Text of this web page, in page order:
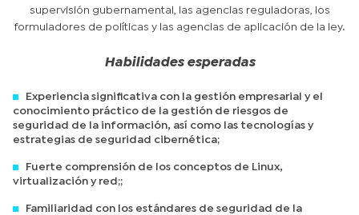
supervisión gubernamental, las agencias reguladoras, los
formuladores de políticas y las agencias de aplicación de la ley.
Habilidades esperadas
Experiencia significativa con la gestión empresarial y el
conocimiento práctico de la gestión de riesgos de
seguridad de la información, así como las tecnologías y
estrategias de seguridad cibernética;
Fuerte comprensión de los conceptos de Linux,
virtualización y red;;
Familiaridad con los estándares de seguridad de la